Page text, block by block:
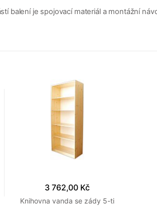
balení je spojovací materiál a montážní
3 762,00 Kč
Knihovna vanda se zády 5-ti